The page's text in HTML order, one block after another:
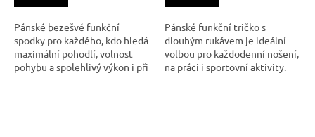
Pánské bezešvé funkční
spodky pro každého, kdo hledá
maximální pohodlí, volnost
pohybu a spolehlivý výkon i při
náročných aktivitách. Díky
Pánské funkční tričko s
dlouhým rukávem je ideální
volbou pro každodenní nošení,
na práci i sportovní aktivity.
Kombinace 65 % bavlnya 35 %